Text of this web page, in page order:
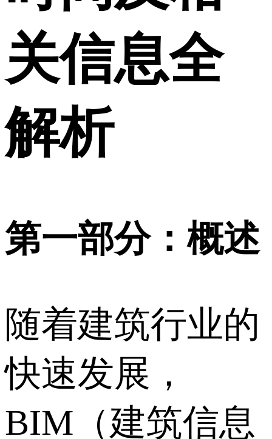
关信息全
解析
第一部分：概述
随着建筑行业的
快速发展，
BIM（建筑信息